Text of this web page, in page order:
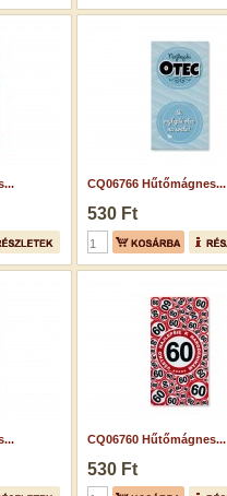
CQ06766 Hűtőmágnes...
530 Ft
CQ06760 Hűtőmágnes...
530 Ft